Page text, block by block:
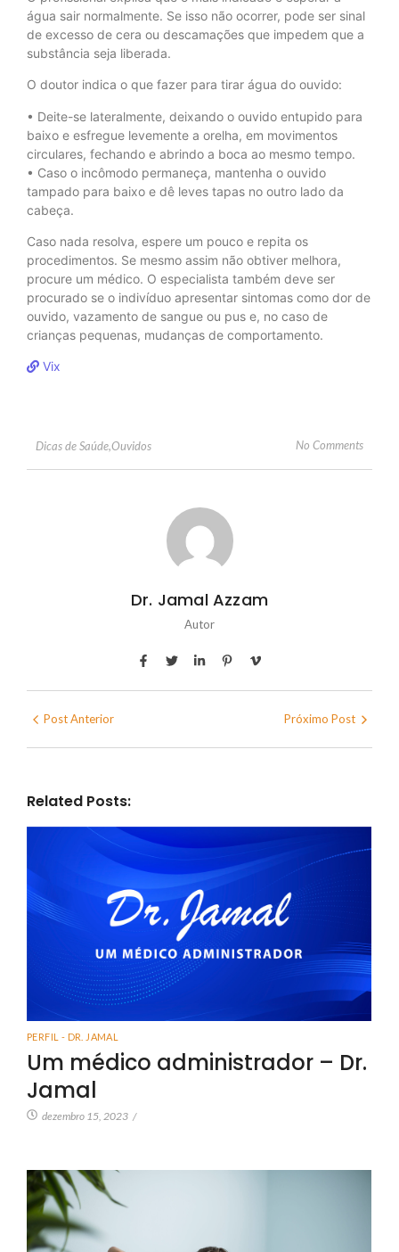
água sair normalmente. Se isso não ocorrer, pode ser sinal
de excesso de cera ou descamações que impedem que a
substância seja liberada.
O doutor indica o que fazer para tirar água do ouvido:
• Deite-se lateralmente, deixando o ouvido entupido para
baixo e esfregue levemente a orelha, em movimentos
circulares, fechando e abrindo a boca ao mesmo tempo.
• Caso o incômodo permaneça, mantenha o ouvido
tampado para baixo e dê leves tapas no outro lado da
cabeça.
Caso nada resolva, espere um pouco e repita os
procedimentos. Se mesmo assim não obtiver melhora,
procure um médico. O especialista também deve ser
procurado se o indivíduo apresentar sintomas como dor de
ouvido, vazamento de sangue ou pus e, no caso de
crianças pequenas, mudanças de comportamento.
Vix
Dicas de Saúde,Ouvidos No Comments
Dr. Jamal Azzam
Autor
Post Anterior Próximo Post
Related Posts:
PERFIL - DR. JAMAL
Um médico administrador – Dr.
Jamal
dezembro 15, 2023 /